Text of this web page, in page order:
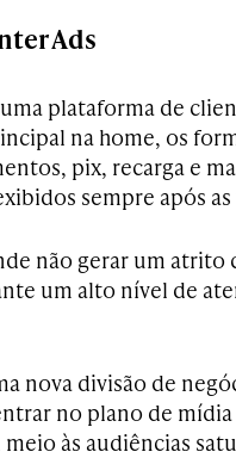
Ads
plataforma de
na home, os
pix, recarga e
sempre após
não gerar um atrito
um alto nível de
nova divisão de
no plano de
às audiências